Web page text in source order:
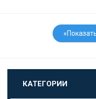
КАТЕГОРИИ